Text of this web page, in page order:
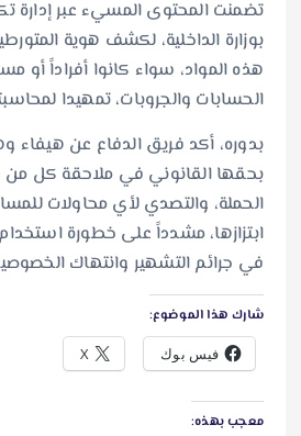
تضمنت المحتوى المسيء عبر إدارة
بوزارة الداخلية، لكشف هوية
هذه المواد، سواء كانوا أفراداً أو
الحسابات والجروبات، تمهيدا
بدوره، أكد فريق الدفاع عن هيفاء
بحقها القانوني في ملاحقة كل
الحملة، والتصدي لأي محاولات
ابتزازها، مشدداً على خطورة
في جرائم التشهير وانتهاك
شارك هذا الموضوع:
فيس بوك X
معجب بهذه: